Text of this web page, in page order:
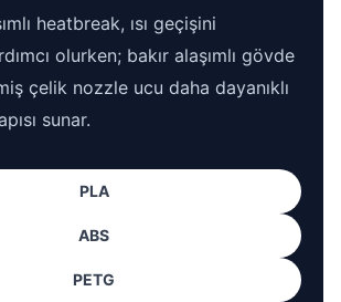
heatbreak, ısı geçişini
olurken; bakır alaşımlı gövde
çelik nozzle ucu daha dayanıklı
sunar.
PLA
ABS
PETG